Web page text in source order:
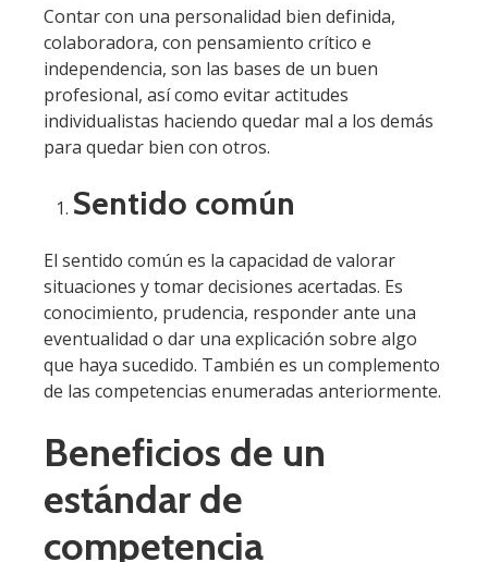
Contar con una personalidad bien definida,
colaboradora, con pensamiento crítico e
independencia, son las bases de un buen
profesional, así como evitar actitudes
individualistas haciendo quedar mal a los demás
para quedar bien con otros.
Sentido común
El sentido común es la capacidad de valorar
situaciones y tomar decisiones acertadas. Es
conocimiento, prudencia, responder ante una
eventualidad o dar una explicación sobre algo
que haya sucedido. También es un complemento
de las competencias enumeradas anteriormente.
Beneficios de un
estándar de
competencia